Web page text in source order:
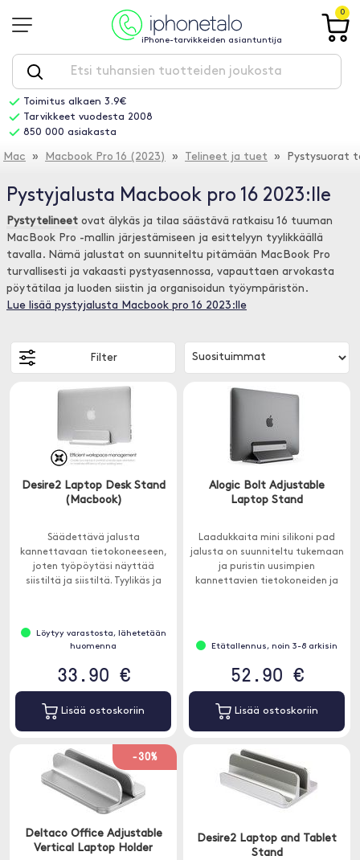
iPhone-tarvikkeiden asiantuntija
0
Toimitus alkaen 3.9€
Tarvikkeet vuodesta 2008
850 000 asiakasta
Mac » Macbook Pro 16 (2023) » Telineet ja tuet » Pystysuorat
Pystyjalusta Macbook pro 16 2023:lle
Pystytelineet ovat älykäs ja tilaa säästävä ratkaisu 16 tuuman
MacBook Pro -mallin järjestämiseen ja esittelyyn tyylikkäällä
tavalla. Nämä jalustat on suunniteltu pitämään MacBook Pro
turvallisesti ja vakaasti pystyasennossa, vapauttaen arvokasta
pöytätilaa ja luoden siistin ja organisoidun työympäristön.
Lue lisää pystyjalusta Macbook pro 16 2023:lle
Filter
Desire2 Laptop Desk Stand
(Macbook)
Säädettävä jalusta
kannettavaan tietokoneeseen,
joten työpöytäsi näyttää
siistiltä ja siistiltä. Tyylikäs ja
Löytyy varastosta, lähetetään
huomenna
33.90 €
Lisää ostoskoriin
Alogic Bolt Adjustable
Laptop Stand
Laadukkaita mini silikoni pad
jalusta on suunniteltu tukemaan
ja puristin uusimpien
kannettavien tietokoneiden ja
Etätallennus, noin 3-8 arkisin
52.90 €
Lisää ostoskoriin
-30%
Deltaco Office Adjustable
Vertical Laptop Holder
Desire2 Laptop and Tablet
Stand